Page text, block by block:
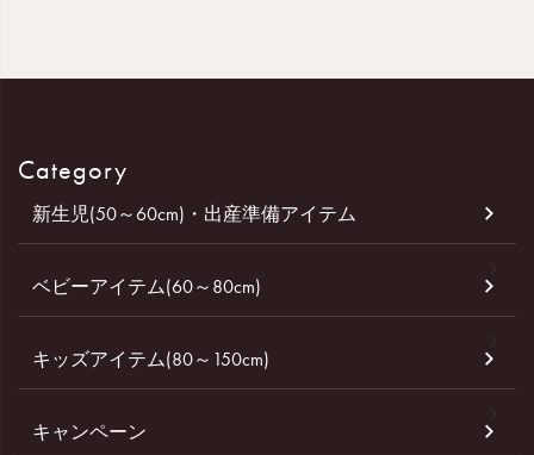
Category
新生児(50～60cm)・出産準備アイテム
ベビーアイテム(60～80cm)
キッズアイテム(80～150cm)
キャンペーン